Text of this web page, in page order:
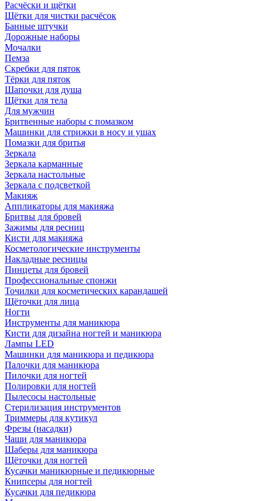
Расчёски и щётки
Щётки для чистки расчёсок
Банные штучки
Дорожные наборы
Мочалки
Пемза
Скребки для пяток
Тёрки для пяток
Шапочки для душа
Щётки для тела
Для мужчин
Бритвенные наборы с помазком
Машинки для стрижки в носу и ушах
Помазки для бритья
Зеркала
Зеркала карманные
Зеркала настольные
Зеркала с подсветкой
Макияж
Аппликаторы для макияжа
Бритвы для бровей
Зажимы для ресниц
Кисти для макияжа
Косметологические инструменты
Накладные ресницы
Пинцеты для бровей
Профессиональные спонжи
Точилки для косметических карандашей
Щёточки для лица
Ногти
Инструменты для маникюра
Кисти для дизайна ногтей и маникюра
Лампы LED
Машинки для маникюра и педикюра
Палочки для маникюра
Пилочки для ногтей
Полировки для ногтей
Пылесосы настольные
Стерилизация инструментов
Триммеры для кутикул
Фрезы (насадки)
Чаши для маникюра
Шаберы для маникюра
Щёточки для ногтей
Кусачки маникюрные и педикюрные
Книпсеры для ногтей
Кусачки для педикюра